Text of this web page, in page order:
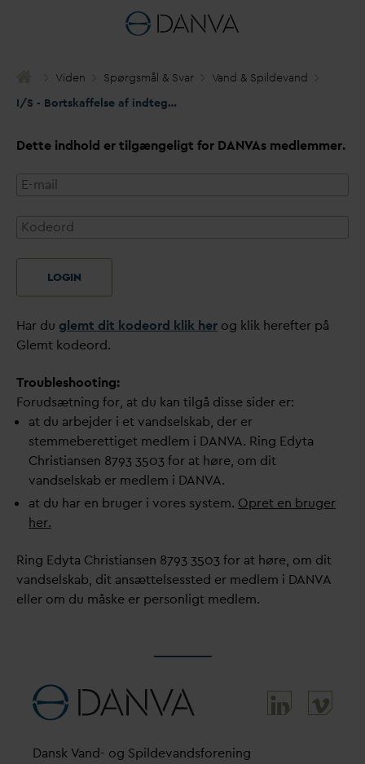
Viden Spørgsmål & Svar Vand & Spildevand
I/S - Bortskaffelse af indtegningsbeviser
Dette indhold er tilgængeligt for DANVAs medlemmer.
LOGIN
Har du glemt dit kodeord klik her og klik herefter på
Glemt kodeord.
Troubleshooting:
Forudsætning for, at du kan tilgå disse sider er:
at du arbejder i et vandselskab, der er
stemmeberettiget medlem i DANVA. Ring Edyta
Christiansen 8793 3503 for at høre, om dit
vandselskab er medlem i DANVA.
at du har en bruger i vores system. Opret en bruger
her.
Ring Edyta Christiansen 8793 3503 for at høre, om dit
vandselskab, dit ansættelsessted er medlem i DANVA
eller om du måske er personligt medlem.
Dansk Vand- og Spildevandsforening